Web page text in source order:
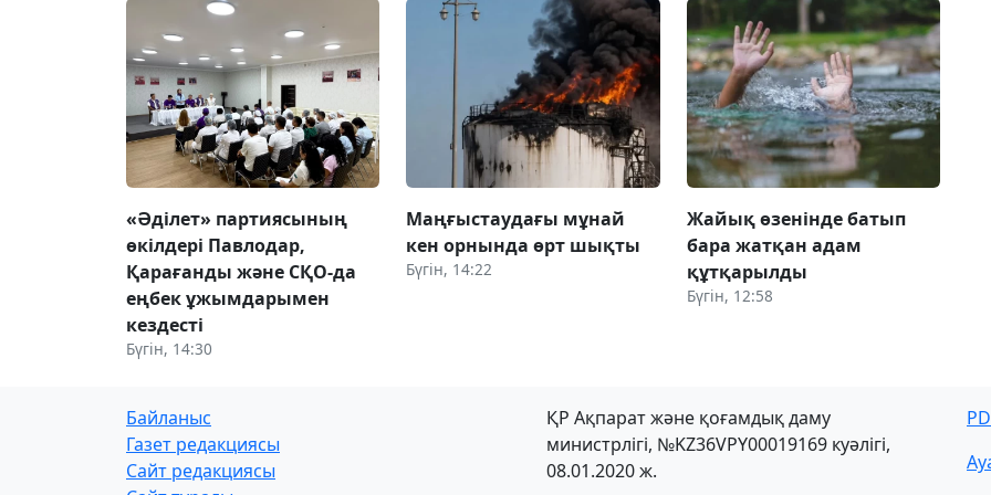
«Әділет» партиясының
өкілдері Павлодар,
Қарағанды және СҚО-да
еңбек ұжымдарымен
кездесті
Бүгін, 14:30
Маңғыстаудағы мұнай
кен орнында өрт шықты
Бүгін, 14:22
Жайық өзенінде батып
бара жатқан адам
құтқарылды
Бүгін, 12:58
Байланыс
Газет редакциясы
Сайт редакциясы
ҚР Ақпарат және қоғамдық даму
министрлігі, №KZ36VPY00019169 куәлігі,
08.01.2020 ж.